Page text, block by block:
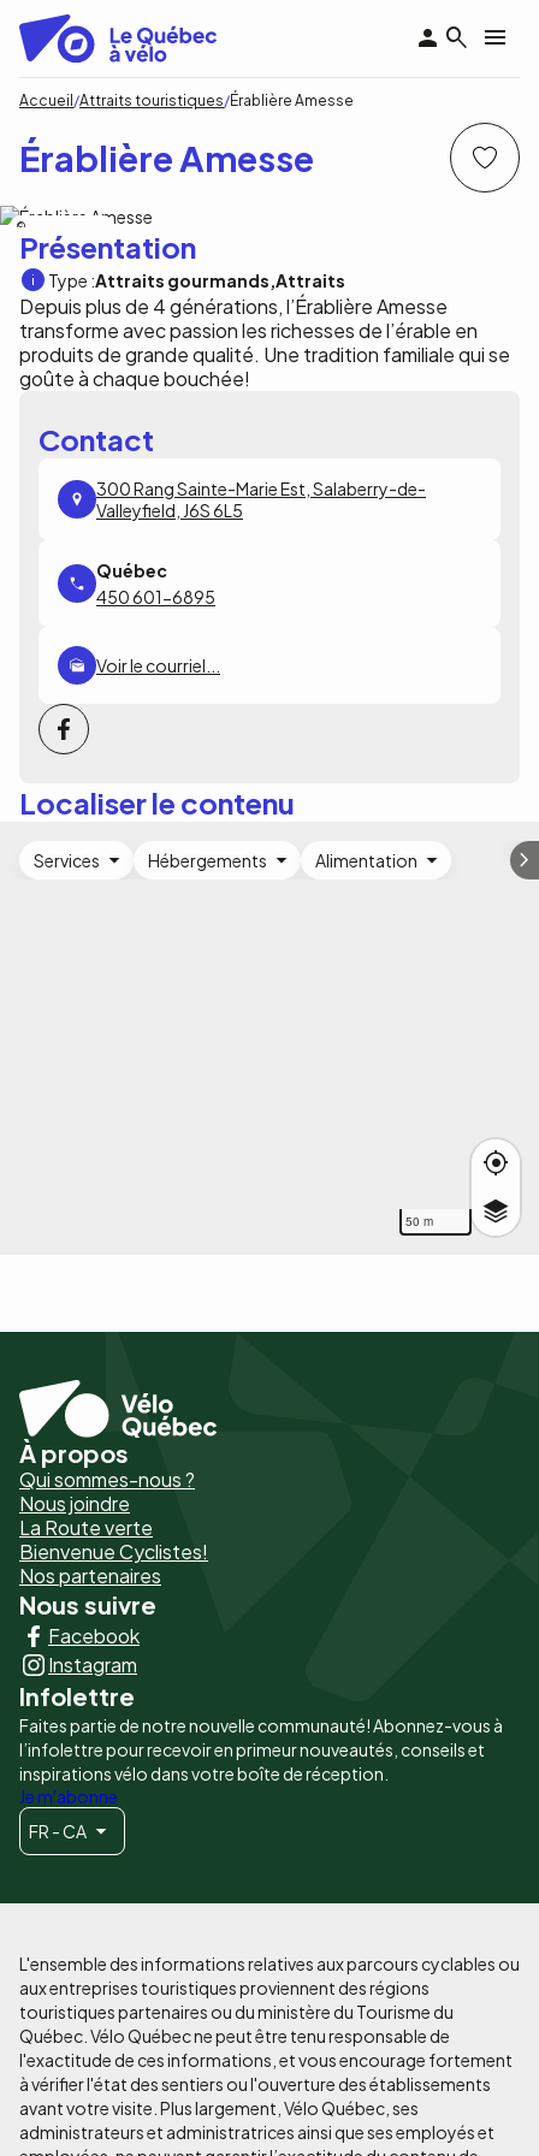
contenu
principal
Fil
d'Ariane
Accueil Attraits touristiques Érablière Amesse
Érablière Amesse
Présentation
Type :Attraits gourmands Attraits
Depuis plus de 4 générations, l’Érablière Amesse
transforme avec passion les richesses de l’érable en
produits de grande qualité. Une tradition familiale qui se
goûte à chaque bouchée!
Contact
300 Rang Sainte-Marie Est, Salaberry-de-
Valleyfield, J6S 6L5
450 601-6895
Voir le courriel...
Localiser le contenu
50 m
Services Hébergements Alimentation
Pied
de
page
-
Liens
principaux
À propos
Qui sommes-nous ?
Nous joindre
La Route verte
Bienvenue Cyclistes!
Nos partenaires
Nous suivre
Facebook
Instagram
Infolettre
Faites partie de notre nouvelle communauté! Abonnez-vous à
l’infolettre pour recevoir en primeur nouveautés, conseils et
inspirations vélo dans votre boîte de réception.
Je m'abonne
FR - CA
L'ensemble des informations relatives aux parcours cyclables ou
aux entreprises touristiques proviennent des régions
touristiques partenaires ou du ministère du Tourisme du
Québec. Vélo Québec ne peut être tenu responsable de
l'exactitude de ces informations, et vous encourage fortement
à vérifier l'état des sentiers ou l'ouverture des établissements
avant votre visite. Plus largement, Vélo Québec, ses
administrateurs et administratrices ainsi que ses employés et